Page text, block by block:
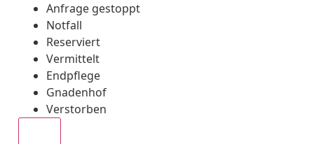
Anfrage gestoppt
Notfall
Reserviert
Vermittelt
Endpflege
Gnadenhof
Verstorben